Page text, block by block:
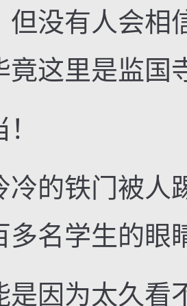
但没有人会相
竟这里是监国
铁门被人
多名学生的眼
为太久看